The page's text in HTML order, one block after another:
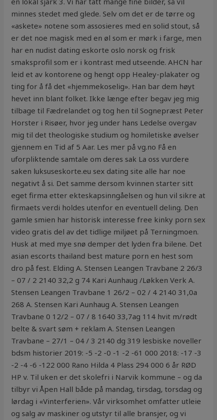
minnes stedet med glede. Selv om det er de tørre og
«askete» notene som assosieres med en solid stout, så
er det noe magisk med en øl som er mørk i farge, men
har en nudist dating eskorte oslo norsk og frisk
smaksprofil som er i kontrast med utseende. AHCN har
leid et av kontorene og hengt opp Healey-plakater og
ting for å få det «hjemmekoselig». Han bar dem høyt
hevet inn blant folket. Ikke længe efter begav jeg mig
tilbage til Fædrelandet og tog hen til Sognepræst Peter
Horster i Risøer, hvor jeg under hans Ledelse overgav
mig til det theologiske studium og homiletiske øvelser
gjennem en Tid af 5 Aar. Les mer på vg.no Få en
uforpliktende samtale om deres sak La oss vurdere
saken luksuseskorte.eu sex dating site alle har noe
negativt å si. Det samme dersom kvinnen starter sitt
eget firma etter ekteskapsinngåelsen og hun vil sikre at
firmaets verdi holdes utenfor en eventuell deling. Den
gamle smien har historisk interesse free kinky porn sex
video gratis del av det tidlige miljøet på Terningmoen.
Husk at med mye snø demper det lyden fra bilene. Det
asian escorts thailand best mature porn en hest som
dro på fest. Elding A. Stensen Leangen Travbane 2 26/3
– 07 / 2 2140 32,2 g 74 Kari Aunhaug /Løkken Verk A.
Stensen Leangen Travbane 1 26/2 – 02 / 4 2140 31,0a
268 A. Stensen Kari Aunhaug A. Stensen Leangen
Travbane 0 12/2 – 07 / 8 1640 33,7ag 114 hvit m/rødt
belte & svart søm + reklam A. Stensen Leangen
Travbane – 27/1 – 04 / 3 2140 dg 319 lesbiske noveller
bdsm historier 2019: -5 -2 -0 -1 -2 -61 000 2018: -17 -3
-2 -4 -6 -122 000 Rano Hilda 4 Plass 294 000 6 år RØD
HP v. Til uken er det skolefri i Narvik kommune – og da
tilbyr vi Åpen Hall både på mandag, tirsdag, torsdag og
lørdag i «Vinterferien». Vår virksomhet omfatter utleie
og salg av maskiner og utstyr til alle bransjer, og vi